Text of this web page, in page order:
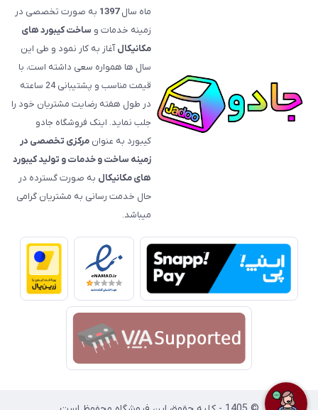
ماه سال1397 به صورت تخصصی در
زمینه خدمات و ساخت کیبورد های
مکانیکالآغاز به کار نمود و طی این
سال ها همواره سعی داشته است، با
قیمت‌ مناسب و پشتیبانی 24 ساعته
در طول هفته رضایت مشتریان خود را
جلب نماید. اینک فروشگاه جادو
کیبورد به عنوان مرکزی تخصصی در
زمینه ساخت و خدمات و تولید کیبورد
های مکانیکال به صورت گسترده در
حال خدمت رسانی به مشتریان گرامی
میباشد.